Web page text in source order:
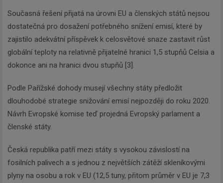
Současná řešení přijatá na úrovni EU a členských států nejsou
dostatečná pro dosažení potřebného snížení emisí, které by
zajistilo adekvátní příspěvek k celosvětové snaze zastavit růst
globální teploty na relativně přijatelné hranici 1,5 stupňů Celsia a
dokonce ani na hranici dvou stupňů [3].
Podle Pařížské dohody musejí všechny státy předložit
dlouhodobé strategie snižování emisí nejpozději do roku 2020.
Návrh Evropské komise teď projedná Evropský parlament a
členské státy.
Česká republika patří mezi státy s vysokou závislostí na
fosilních palivech a s jednou z největších zátěží skleníkovými
plyny na osobu a rok v EU (12,5 tuny, přitom průměr v EU je 7,3